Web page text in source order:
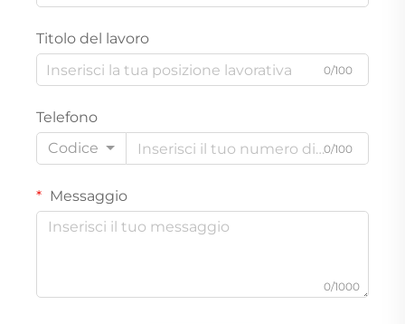
Titolo del lavoro
0/100
Telefono
Codice
0/100
Messaggio
0/1000